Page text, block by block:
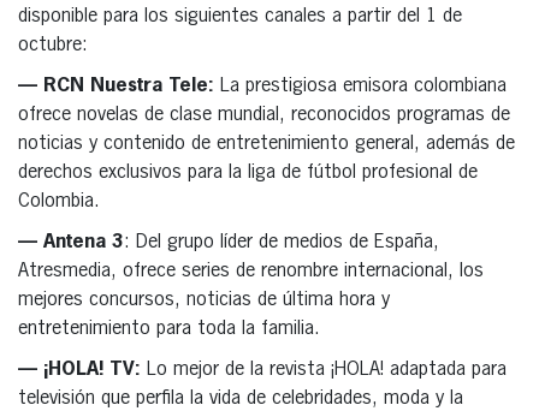
disponible para los siguientes canales a partir del 1 de
octubre:
— RCN Nuestra Tele: La prestigiosa emisora ​​colombiana
ofrece novelas de clase mundial, reconocidos programas de
noticias y contenido de entretenimiento general, además de
derechos exclusivos para la liga de fútbol profesional de
Colombia.
— Antena 3: Del grupo líder de medios de España,
Atresmedia, ofrece series de renombre internacional, los
mejores concursos, noticias de última hora y
entretenimiento para toda la familia.
— ¡HOLA! TV: Lo mejor de la revista ¡HOLA! adaptada para
televisión que perfila la vida de celebridades, moda y la